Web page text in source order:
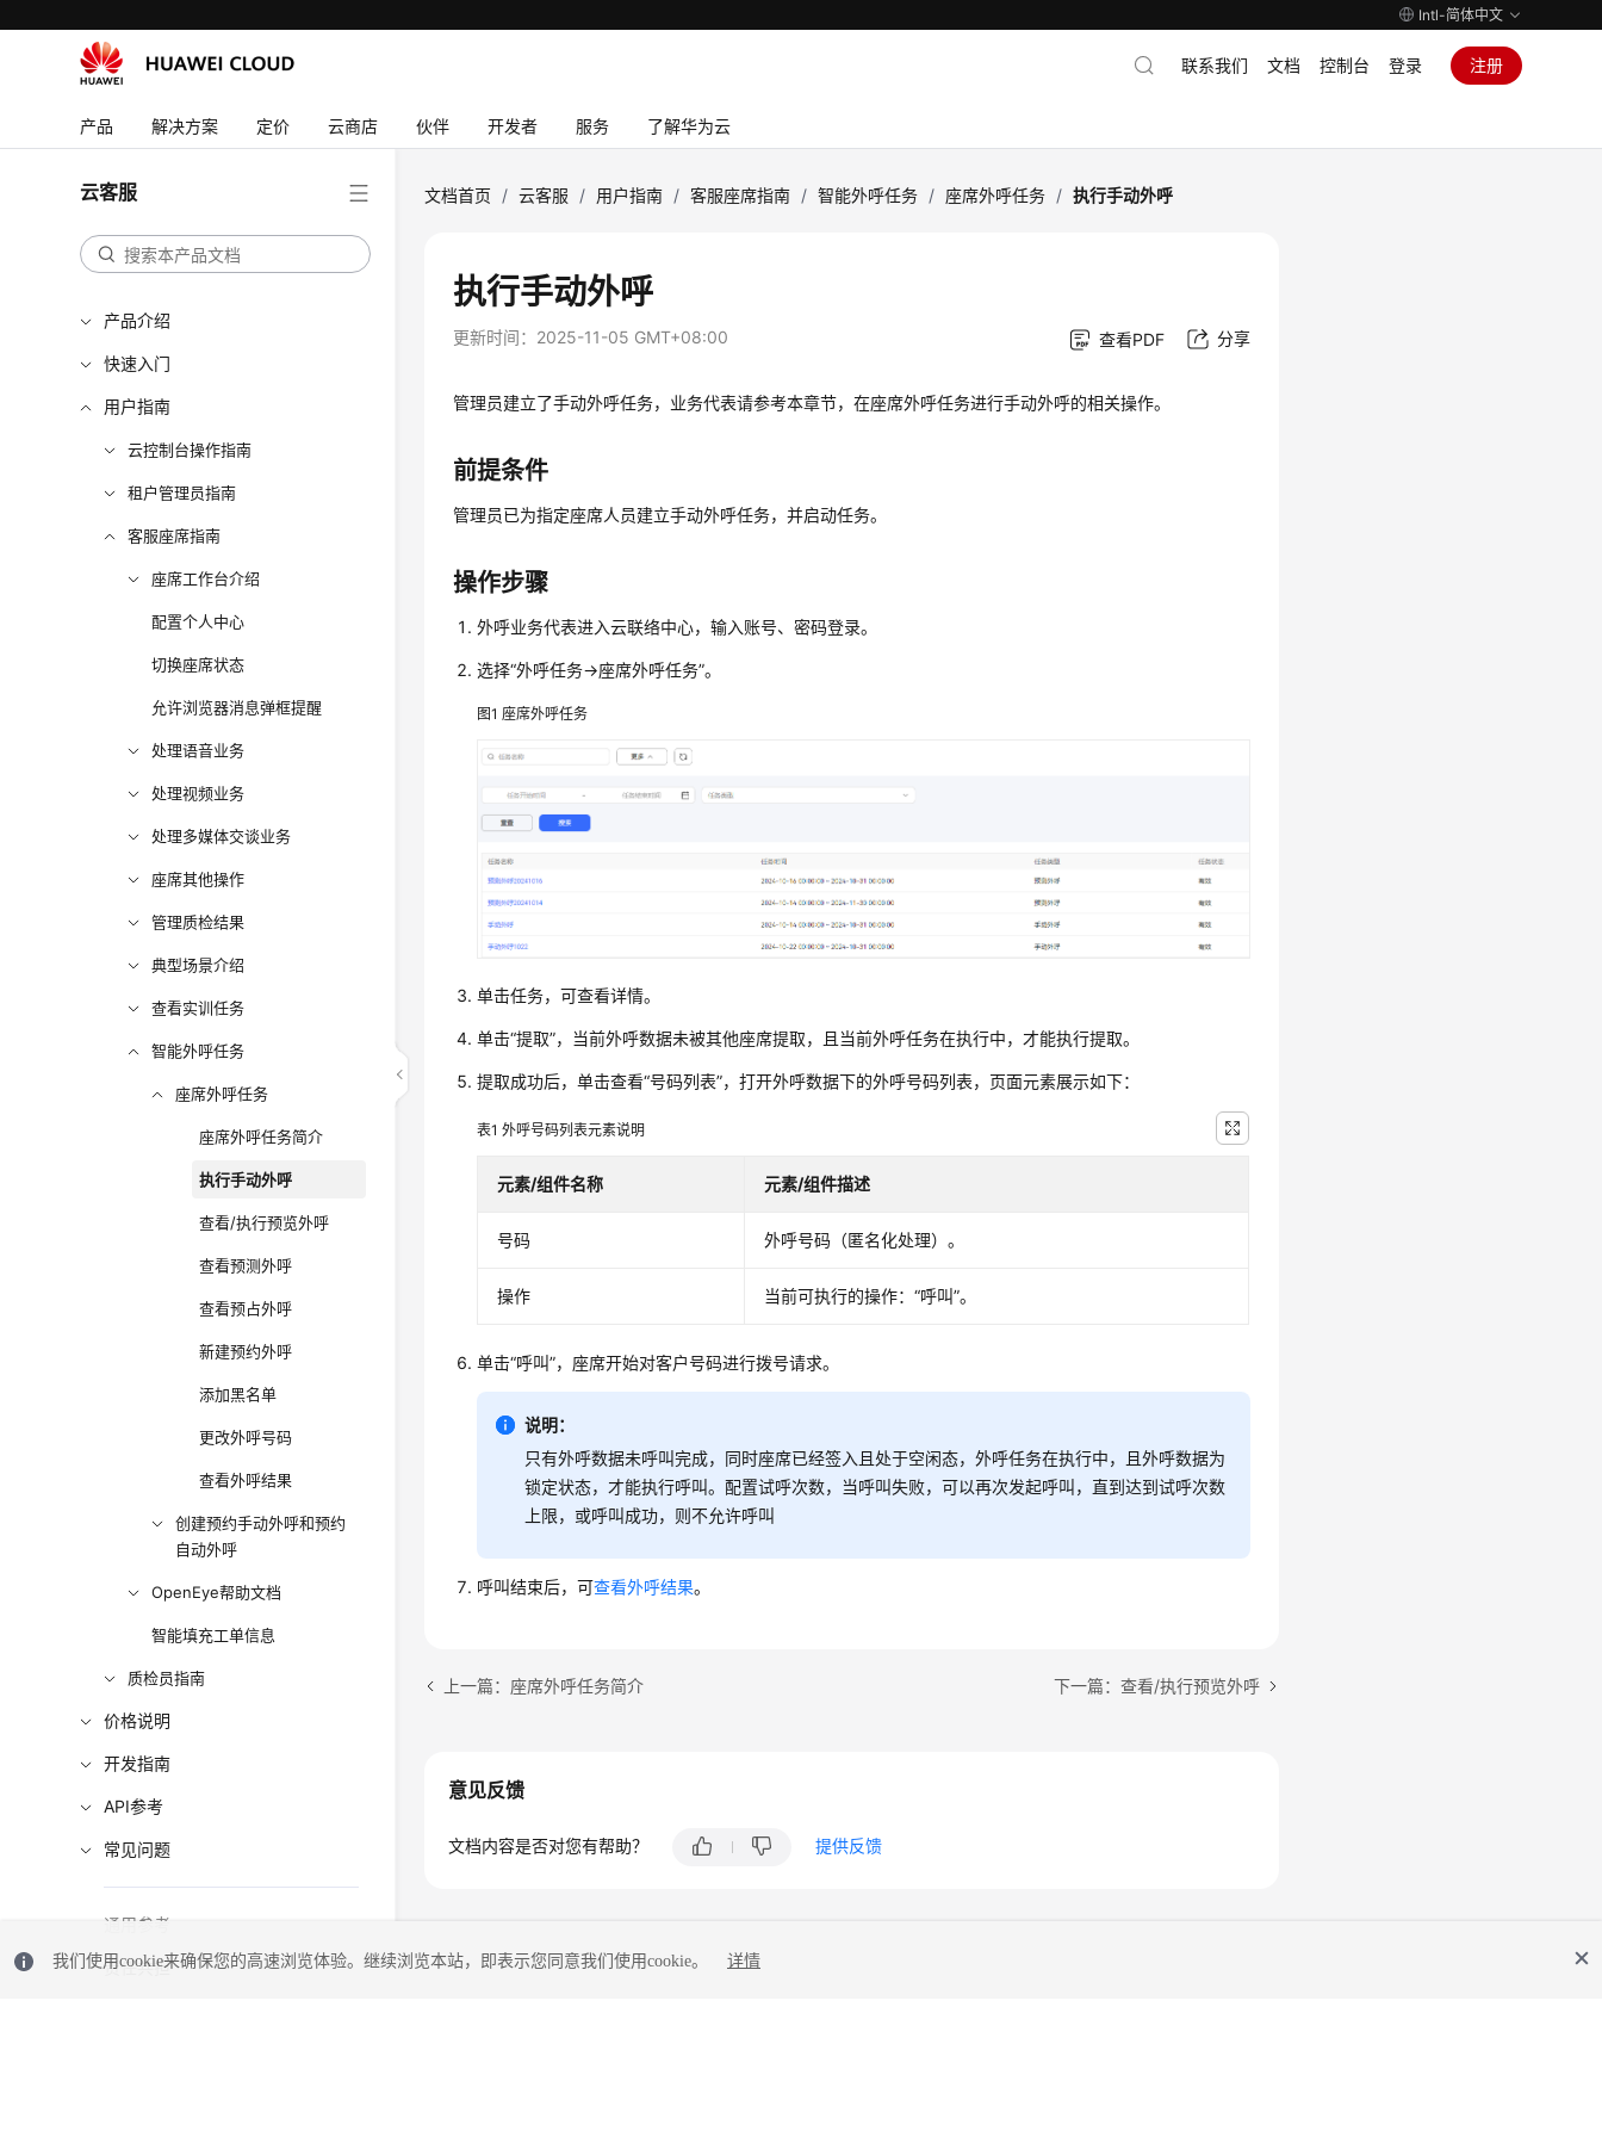
Intl-简体中文
产品 解决方案 定价 云商店 伙伴 开发者 服务 了解华为云
联系我们 文档 控制台 登录 注册
云客服
产品介绍
快速入门
用户指南
云控制台操作指南
租户管理员指南
客服座席指南
座席工作台介绍
配置个人中心
切换座席状态
允许浏览器消息弹框提醒
处理语音业务
处理视频业务
处理多媒体交谈业务
座席其他操作
管理质检结果
典型场景介绍
查看实训任务
智能外呼任务
座席外呼任务
座席外呼任务简介
执行手动外呼
查看/执行预览外呼
查看预测外呼
查看预占外呼
新建预约外呼
添加黑名单
更改外呼号码
查看外呼结果
创建预约手动外呼和预约
自动外呼
OpenEye帮助文档
智能填充工单信息
质检员指南
价格说明
开发指南
API参考
常见问题
通用参考
责任共担
文档首页 / 云客服 / 用户指南 / 客服座席指南 / 智能外呼任务 / 座席外呼任务 / 执行手动外呼
执行手动外呼
更新时间： 2025-11-05 GMT+08:00 查看PDF 分享
管理员建立了手动外呼任务，业务代表请参考本章节，在座席外呼任务进行手动外呼的相关操作。
前提条件
管理员已为指定座席人员建立手动外呼任务，并启动任务。
操作步骤
外呼业务代表进入云联络中心，输入账号、密码登录。
选择“外呼任务->座席外呼任务”。
图1座席外呼任务
单击任务，可查看详情。
单击“提取”，当前外呼数据未被其他座席提取，且当前外呼任务在执行中，才能执行提取。
提取成功后，单击查看“号码列表”，打开外呼数据下的外呼号码列表，页面元素展示如下：
表1外呼号码列表元素说明
元素/组件名称 元素/组件描述
号码 外呼号码（匿名化处理）。
操作 当前可执行的操作：“呼叫”。
单击“呼叫”，座席开始对客户号码进行拨号请求。
说明：
只有外呼数据未呼叫完成，同时座席已经签入且处于空闲态，外呼任务在执行中，且外呼数据为
锁定状态，才能执行呼叫。配置试呼次数，当呼叫失败，可以再次发起呼叫，直到达到试呼次数
上限，或呼叫成功，则不允许呼叫
呼叫结束后，可查看外呼结果。
上一篇：座席外呼任务简介 下一篇：查看/执行预览外呼
意见反馈
文档内容是否对您有帮助？ 提供反馈
我们使用cookie来确保您的高速浏览体验。继续浏览本站，即表示您同意我们使用cookie。 详情